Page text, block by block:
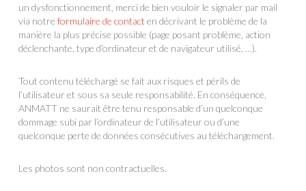
un dysfonctionnement, merci de bien vouloir le signaler par mail
via notre formulaire de contact en décrivant le problème de la
manière la plus précise possible (page posant problème, action
déclenchante, type d’ordinateur et de navigateur utilisé, …).
Tout contenu téléchargé se fait aux risques et périls de
l’utilisateur et sous sa seule responsabilité. En conséquence,
ANMATT ne saurait être tenu responsable d’un quelconque
dommage subi par l’ordinateur de l’utilisateur ou d’une
quelconque perte de données consécutives au téléchargement.
Les photos sont non contractuelles.